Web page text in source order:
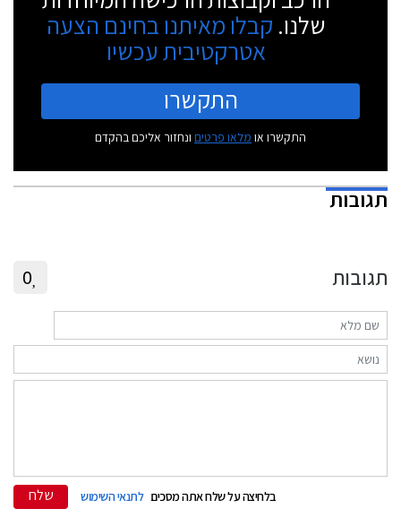
שלנו. קבלו מאיתנו בחינם הצעה
אטרקטיבית עכשיו
התקשרו
התקשרו או מלאו פרטים ונחזור אליכם בהקדם
תגובות
תגובות 0
בלחיצה על שלח אתה מסכים לתנאי השימוש שלח